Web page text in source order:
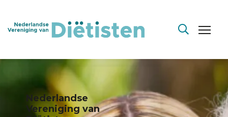
Nederlandse
Vereniging van